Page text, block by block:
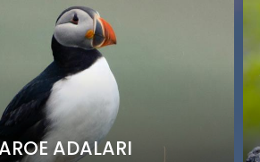
GALAPAGOS